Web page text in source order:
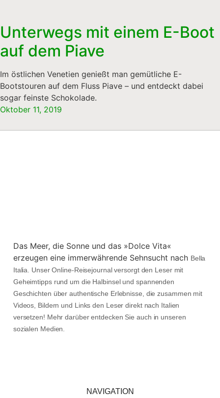
Unterwegs mit einem E-Boot
auf dem Piave
Im östlichen Venetien genießt man gemütliche E-
Bootstouren auf dem Fluss Piave – und entdeckt dabei
sogar feinste Schokolade.
Oktober 11, 2019
Das Meer, die Sonne und das »Dolce Vita«
erzeugen eine immerwährende Sehnsucht nach Bella
Italia. Unser Online-Reisejournal versorgt den Leser mit
Geheimtipps rund um die Halbinsel und spannenden
Geschichten über authentische Erlebnisse, die zusammen mit
Videos, Bildern und Links den Leser direkt nach Italien
versetzen! Mehr darüber entdecken Sie auch in unseren
sozialen Medien.
NAVIGATION